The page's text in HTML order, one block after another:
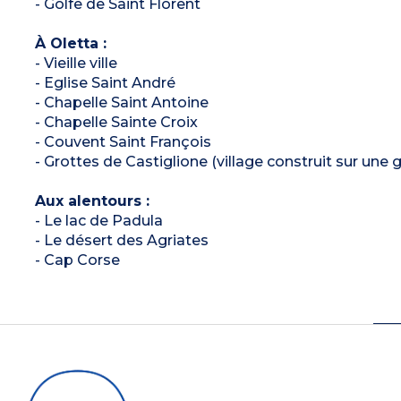
- Golfe de Saint Florent
À Oletta :
- Vieille ville
- Eglise Saint André
- Chapelle Saint Antoine
- Chapelle Sainte Croix
- Couvent Saint François
- Grottes de Castiglione (village construit sur une
Aux alentours :
- Le lac de Padula
- Le désert des Agriates
- Cap Corse